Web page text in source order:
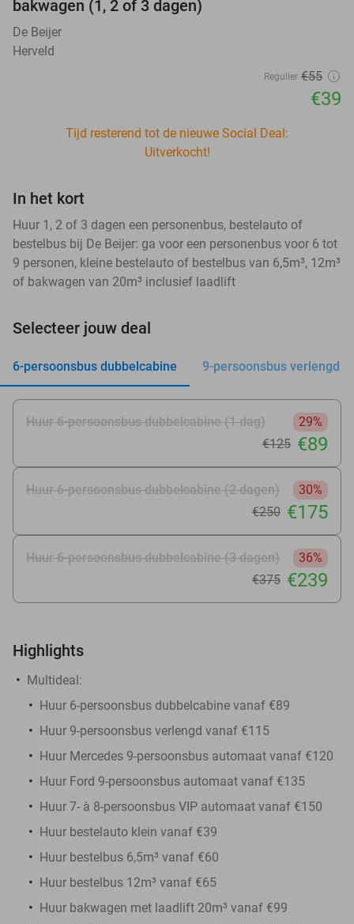
bakwagen (1, 2 of 3 dagen)
De Beijer
Herveld
Regulier €55
€39
Tijd resterend tot de nieuwe Social Deal:
Uitverkocht!
In het kort
Huur 1, 2 of 3 dagen een personenbus, bestelauto of
bestelbus bij De Beijer: ga voor een personenbus voor 6 tot
9 personen, kleine bestelauto of bestelbus van 6,5m³, 12m³
of bakwagen van 20m³ inclusief laadlift
Selecteer jouw deal
6-persoonsbus dubbelcabine 9-persoonsbus verlengd
Huur 6-persoonsbus dubbelcabine (1 dag)
29%
€125 €89
Huur 6-persoonsbus dubbelcabine (2 dagen)
30%
€250 €175
Huur 6-persoonsbus dubbelcabine (3 dagen)
36%
€375 €239
Highlights
Multideal:
Huur 6-persoonsbus dubbelcabine vanaf €89
Huur 9-persoonsbus verlengd vanaf €115
Huur Mercedes 9-persoonsbus automaat vanaf €120
Huur Ford 9-persoonsbus automaat vanaf €135
Huur 7- à 8-persoonsbus VIP automaat vanaf €150
Huur bestelauto klein vanaf €39
Huur bestelbus 6,5m³ vanaf €60
Huur bestelbus 12m³ vanaf €65
Huur bakwagen met laadlift 20m³ vanaf €99